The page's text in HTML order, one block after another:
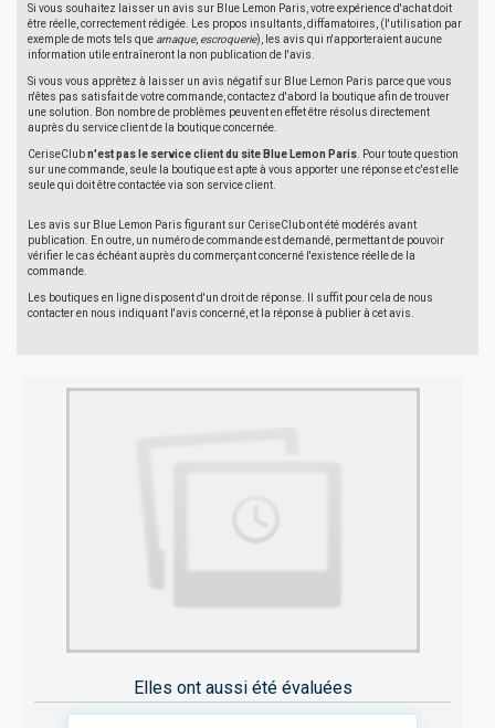
Si vous souhaitez laisser un avis sur Blue Lemon Paris, votre expérience d'achat doit
être réelle, correctement rédigée. Les propos insultants, diffamatoires, (l'utilisation par
exemple de mots tels que arnaque, escroquerie), les avis qui n'apporteraient aucune
information utile entraîneront la non publication de l'avis.
Si vous vous apprêtez à laisser un avis négatif sur Blue Lemon Paris parce que vous
n'êtes pas satisfait de votre commande, contactez d'abord la boutique afin de trouver
une solution. Bon nombre de problèmes peuvent en effet être résolus directement
auprès du service client de la boutique concernée.
CeriseClubn'est pas le service client du site Blue Lemon Paris . Pour toute question
sur une commande, seule la boutique est apte à vous apporter une réponse et c'est elle
seule qui doit être contactée via son service client.
Les avis sur Blue Lemon Paris figurant sur CeriseClub ont été modérés avant
publication. En outre, un numéro de commande est demandé, permettant de pouvoir
vérifier le cas échéant auprès du commerçant concerné l'existence réelle de la
commande.
Les boutiques en ligne disposent d'un droit de réponse. Il suffit pour cela de nous
contacter en nous indiquant l'avis concerné, et la réponse à publier à cet avis.
Elles ont aussi été évaluées